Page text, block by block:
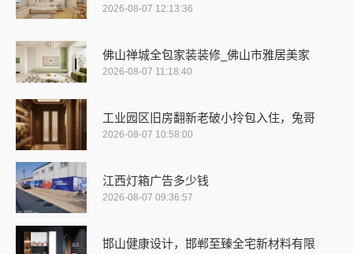
2026-08-07 12:13:36
佛山禅城全包家装装修_佛山市雅居美家
2026-08-07 11:18:40
工业园区旧房翻新老破小拎包入住，兔哥
2026-08-07 10:58:00
江西灯箱广告多少钱
2026-08-07 09:36:57
邯山健康设计，邯郸至臻全宅新材料有限